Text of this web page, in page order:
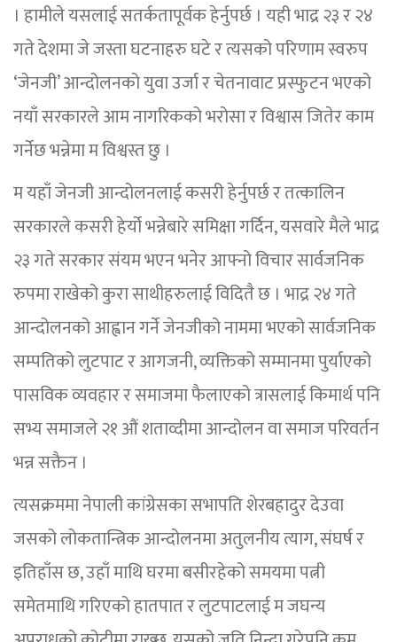
। हामीले यसलाई सतर्कतापूर्वक हेर्नुपर्छ । यही भाद्र २३ र २४
गते देशमा जे जस्ता घटनाहरु घटे र त्यसको परिणाम स्वरुप
‘जेनजी’ आन्दोलनको युवा उर्जा र चेतनावाट प्रस्फुटन भएको
नयाँ सरकारले आम नागरिकको भरोसा र विश्वास जितेर काम
गर्नेछ भन्नेमा म विश्वस्त छु ।
म यहाँ जेनजी आन्दोलनलाई कसरी हेर्नुपर्छ र तत्कालिन
सरकारले कसरी हेर्यो भन्नेबारे समिक्षा गर्दिन, यसवारे मैले भाद्र
२३ गते सरकार संयम भएन भनेर आफ्नो विचार सार्वजनिक
रुपमा राखेको कुरा साथीहरुलाई विदितै छ । भाद्र २४ गते
आन्दोलनको आह्वान गर्ने जेनजीको नाममा भएको सार्वजनिक
सम्पतिको लुटपाट र आगजनी, व्यक्तिको सम्मानमा पुर्याएको
पासविक व्यवहार र समाजमा फैलाएको त्रासलाई किमार्थ पनि
सभ्य समाजले २१ औं शताव्दीमा आन्दोलन वा समाज परिवर्तन
भन्न सक्तैन ।
त्यसक्रममा नेपाली कांग्रेसका सभापति शेरबहादुर देउवा
जसको लोकतान्त्रिक आन्दोलनमा अतुलनीय त्याग, संघर्ष र
इतिहाँस छ, उहाँ माथि घरमा बसीरहेको समयमा पत्नी
समेतमाथि गरिएको हातपात र लुटपाटलाई म जघन्य